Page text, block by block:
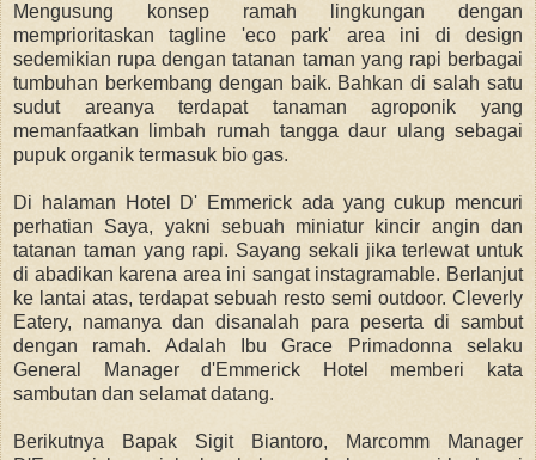
Mengusung konsep ramah lingkungan dengan
memprioritaskan tagline 'eco park' area ini di design
sedemikian rupa dengan tatanan taman yang rapi berbagai
tumbuhan berkembang dengan baik. Bahkan di salah satu
sudut areanya terdapat tanaman agroponik yang
memanfaatkan limbah rumah tangga daur ulang sebagai
pupuk organik termasuk bio gas.
Di halaman Hotel D' Emmerick ada yang cukup mencuri
perhatian Saya, yakni sebuah miniatur kincir angin dan
tatanan taman yang rapi. Sayang sekali jika terlewat untuk
di abadikan karena area ini sangat instagramable. Berlanjut
ke lantai atas, terdapat sebuah resto semi outdoor. Cleverly
Eatery, namanya dan disanalah para peserta di sambut
dengan ramah. Adalah Ibu Grace Primadonna selaku
General Manager d'Emmerick Hotel memberi kata
sambutan dan selamat datang.
Berikutnya Bapak Sigit Biantoro, Marcomm Manager